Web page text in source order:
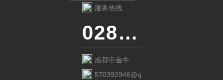
服务热线
028-87741718
成都市金牛区
金府路799号1
570392946@qq.com